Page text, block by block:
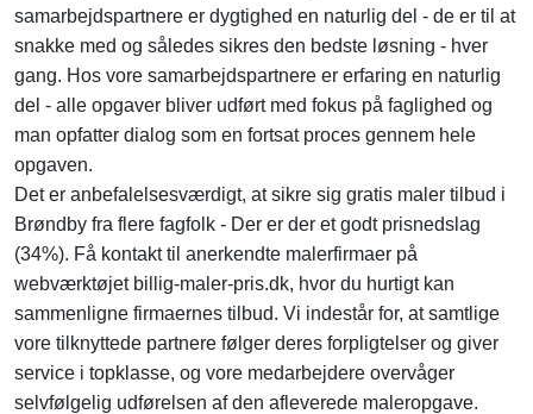
samarbejdspartnere er dygtighed en naturlig del - de er til at
snakke med og således sikres den bedste løsning - hver
gang. Hos vore samarbejdspartnere er erfaring en naturlig
del - alle opgaver bliver udført med fokus på faglighed og
man opfatter dialog som en fortsat proces gennem hele
opgaven.
Det er anbefalelsesværdigt, at sikre sig gratis maler tilbud i
Brøndby fra flere fagfolk - Der er der et godt prisnedslag
(34%). Få kontakt til anerkendte malerfirmaer på
webværktøjet billig-maler-pris.dk, hvor du hurtigt kan
sammenligne firmaernes tilbud. Vi indestår for, at samtlige
vore tilknyttede partnere følger deres forpligtelser og giver
service i topklasse, og vore medarbejdere overvåger
selvfølgelig udførelsen af den afleverede maleropgave.